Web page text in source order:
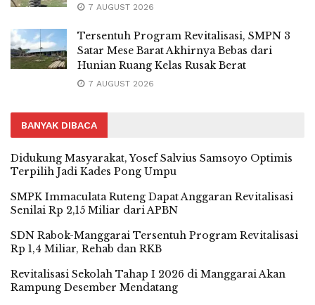
7 AUGUST 2026
Tersentuh Program Revitalisasi, SMPN 3
Satar Mese Barat Akhirnya Bebas dari
Hunian Ruang Kelas Rusak Berat
7 AUGUST 2026
BANYAK DIBACA
Didukung Masyarakat, Yosef Salvius Samsoyo Optimis
Terpilih Jadi Kades Pong Umpu
SMPK Immaculata Ruteng Dapat Anggaran Revitalisasi
Senilai Rp 2,15 Miliar dari APBN
SDN Rabok-Manggarai Tersentuh Program Revitalisasi
Rp 1,4 Miliar, Rehab dan RKB
Revitalisasi Sekolah Tahap I 2026 di Manggarai Akan
Rampung Desember Mendatang